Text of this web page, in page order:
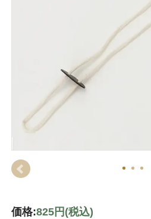
価格:825円 (税込)